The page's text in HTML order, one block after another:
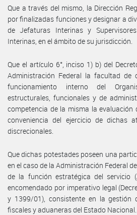
Que a través del mismo, la Dirección
por finalizadas funciones y designar a
de Jefaturas Interinas y
Interinas, en el ámbito de su jurisdicción.
Que el artículo 6°, inciso 1) b) del
Administración Federal la facultad de
funcionamiento interno del
estructurales, funcionales y de
competencia de la misma la
conveniencia del ejercicio de dichas
discrecionales.
Que dichas potestades poseen una
en el caso de la Administración Federal
de la función estratégica del servicio
encomendado por imperativo legal
y 1399/01), consistente en la gestión
fiscales y aduaneras del Estado Nacional.